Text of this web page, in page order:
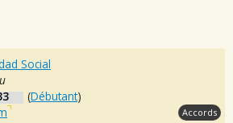
Social
(Débutant)
Accords